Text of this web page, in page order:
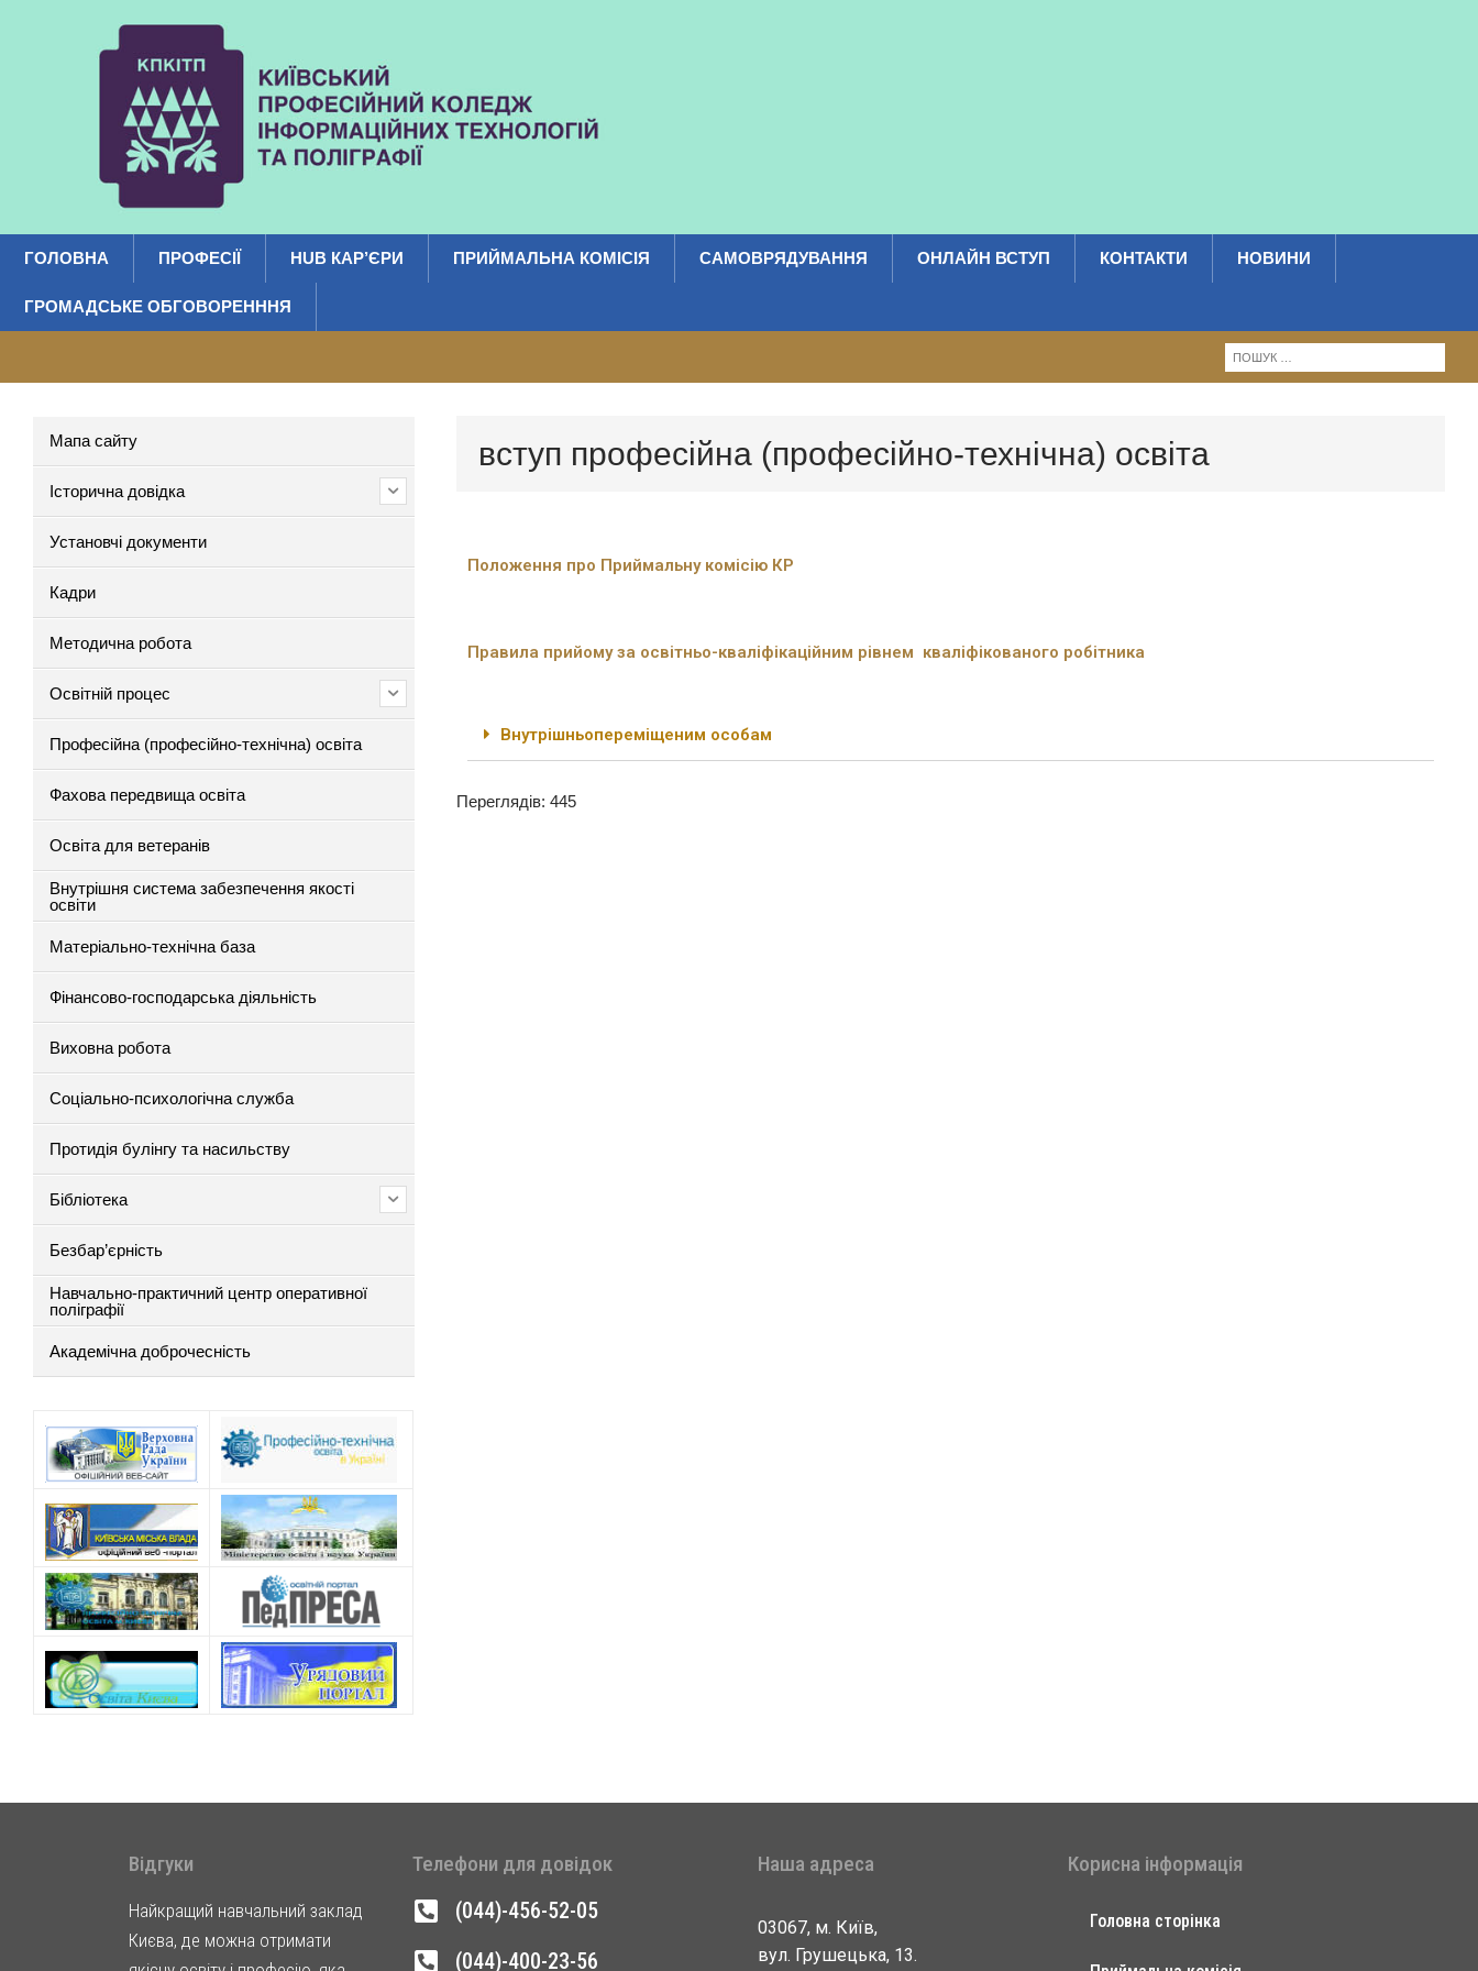
ГОЛОВНА ПРОФЕСІЇ HUB КАР’ЄРИ ПРИЙМАЛЬНА КОМІСІЯ САМОВРЯДУВАННЯ ОНЛАЙН ВСТУП КОНТАКТИ НОВИНИ
ГРОМАДСЬКЕ ОБГОВОРЕНННЯ
вступ професійна (професійно-технічна) освіта
Положення про Приймальну комісію КР
Правила прийому за освітньо-кваліфікаційним рівнем кваліфікованого робітника
Внутрішньопереміщеним особам
Переглядів: 445
Мапа сайту
Історична довідка
Установчі документи
Кадри
Методична робота
Освітній процес
Професійна (професійно-технічна) освіта
Фахова передвища освіта
Освіта для ветеранів
Внутрішня система забезпечення якості
освіти
Матеріально-технічна база
Фінансово-господарська діяльність
Виховна робота
Соціально-психологічна служба
Протидія булінгу та насильству
Бібліотека
Безбар’єрність
Навчально-практичний центр оперативної
поліграфії
Академічна доброчесність
Відгуки
Найкращий навчальний заклад
Києва, де можна отримати
Телефони для довідок
(044)-456-52-05
(044)-400-23-56
Наша адреса
03067, м. Київ,
вул. Грушецька, 13.
Корисна інформація
Головна сторінка